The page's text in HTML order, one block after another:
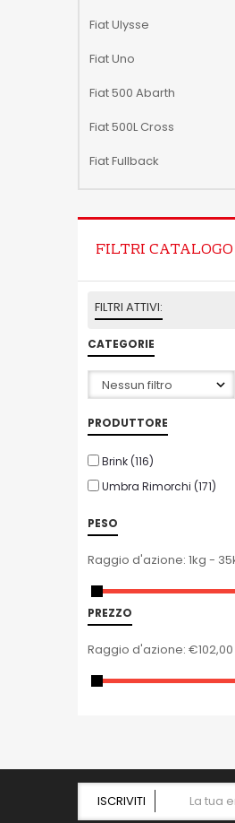
Fiat Ulysse
Fiat Uno
Fiat 500 Abarth
Fiat 500L Cross
Fiat Fullback
FILTRI CATALOGO
FILTRI ATTIVI:
CATEGORIE
PRODUTTORE
Brink (116)
Umbra Rimorchi (171)
PESO
Raggio d'azione: 1kg -
PREZZO
Raggio d'azione:
ISCRIVITI